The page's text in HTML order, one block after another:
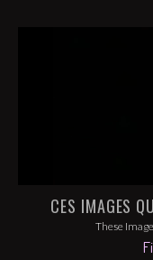
CES IMAGES
These